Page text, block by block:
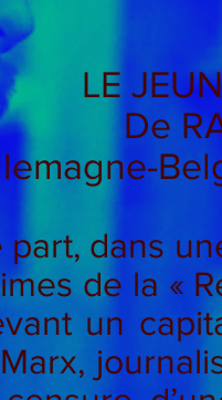
LE
De
part, dans
de la «
un